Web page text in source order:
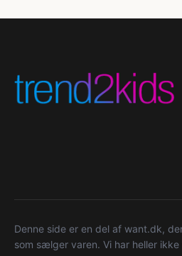
Denne side er en del af want.dk,
som sælger varen. Vi har heller ikke